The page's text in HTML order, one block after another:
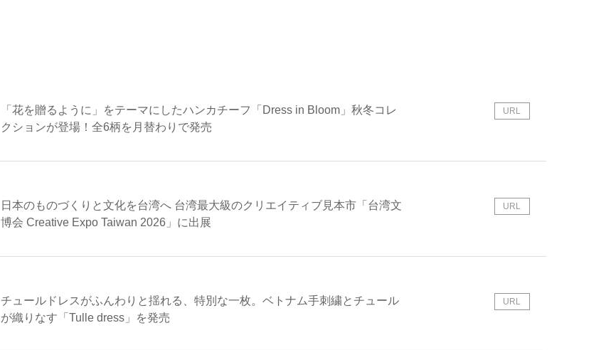
「花を贈るように」をテーマにしたハンカチーフ「Dress in Bloom」秋冬コレ
クションが登場！全6柄を月替わりで発売
URL
日本のものづくりと文化を台湾へ 台湾最大級のクリエイティブ見本市「台湾文
博会 Creative Expo Taiwan 2026」に出展
URL
チュールドレスがふんわりと揺れる、特別な一枚。ベトナム手刺繍とチュール
が織りなす「Tulle dress」を発売
URL